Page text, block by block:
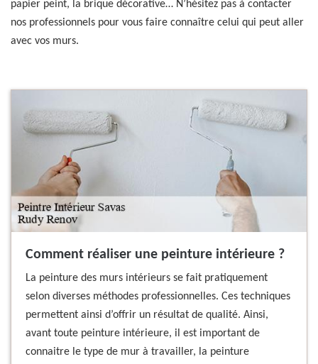
papier peint, la brique décorative… N’hésitez pas à contacter
nos professionnels pour vous faire connaître celui qui peut aller
avec vos murs.
Comment réaliser une peinture intérieure ?
La peinture des murs intérieurs se fait pratiquement
selon diverses méthodes professionnelles. Ces techniques
permettent ainsi d’offrir un résultat de qualité. Ainsi,
avant toute peinture intérieure, il est important de
connaitre le type de mur à travailler, la peinture